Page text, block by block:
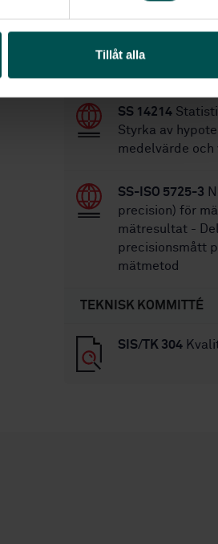
Tillåt alla
SS 14213
Jämförelse av
vid parvisa
SS 14214
Styrka av
medelvärde och
SS-ISO 5725-3
precision) för
mätresultat -
precisionsmått
mätmetod
TEKNISK KOMMITTÉ
SIS/TK 304